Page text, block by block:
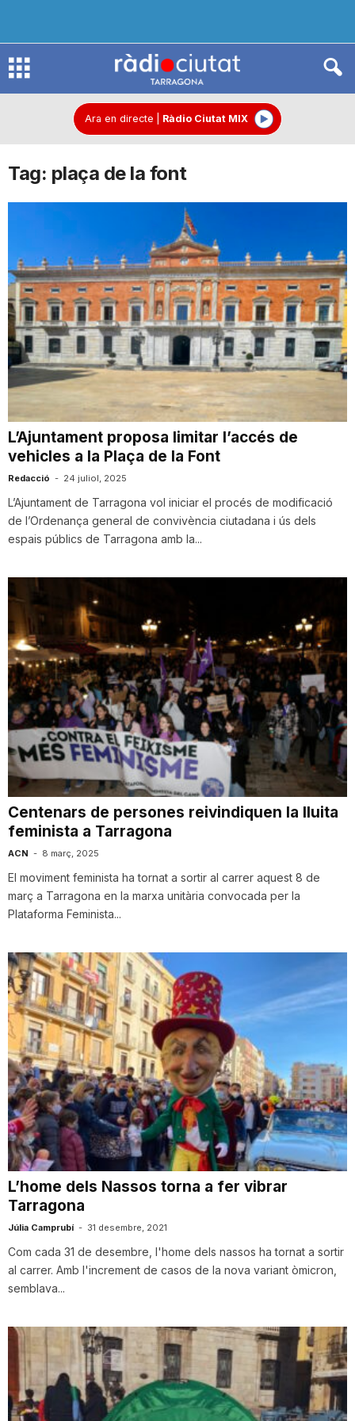
R
d
o
C
i
u
t
a
t
d
e
T
a
r
r
g
o
n
a
Ara en directe Ràdio Ciutat MIX
Tag: plaça de la font
L’Ajuntament proposa limitar l’accés de
vehicles a la Plaça de la Font
Redacció - 24 juliol, 2025
L’Ajuntament de Tarragona vol iniciar el procés de modificació
de l’Ordenança general de convivència ciutadana i ús dels
espais públics de Tarragona amb la...
Centenars de persones reivindiquen la lluita
feminista a Tarragona
ACN - 8 març, 2025
El moviment feminista ha tornat a sortir al carrer aquest 8 de
març a Tarragona en la marxa unitària convocada per la
Plataforma Feminista...
L’home dels Nassos torna a fer vibrar
Tarragona
Júlia Camprubí - 31 desembre, 2021
Com cada 31 de desembre, l'home dels nassos ha tornat a sortir
al carrer. Amb l'increment de casos de la nova variant òmicron,
semblava...